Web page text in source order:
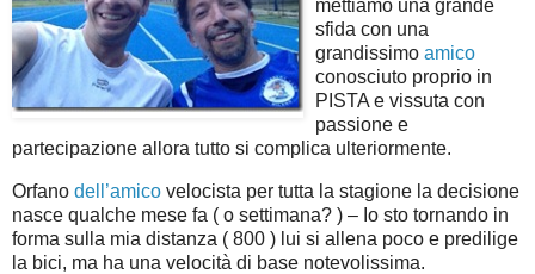
mettiamo una grande
sfida con una
grandissimo amico
conosciuto proprio in
PISTA e vissuta con
passione e
partecipazione allora tutto si complica ulteriormente.
Orfano dell’amico velocista per tutta la stagione la decisione
nasce qualche mese fa ( o settimana? ) – Io sto tornando in
forma sulla mia distanza ( 800 ) lui si allena poco e predilige
la bici, ma ha una velocità di base notevolissima.